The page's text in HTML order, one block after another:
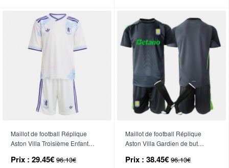
Maillot de football Réplique
Aston Villa Troisième Enfant
Pantalon court)
Prix : 29.45€ 96.13€
Maillot de football Réplique
Aston Villa Gardien de but
Manche Courte (+ Pantalon
Prix : 38.45€ 96.13€